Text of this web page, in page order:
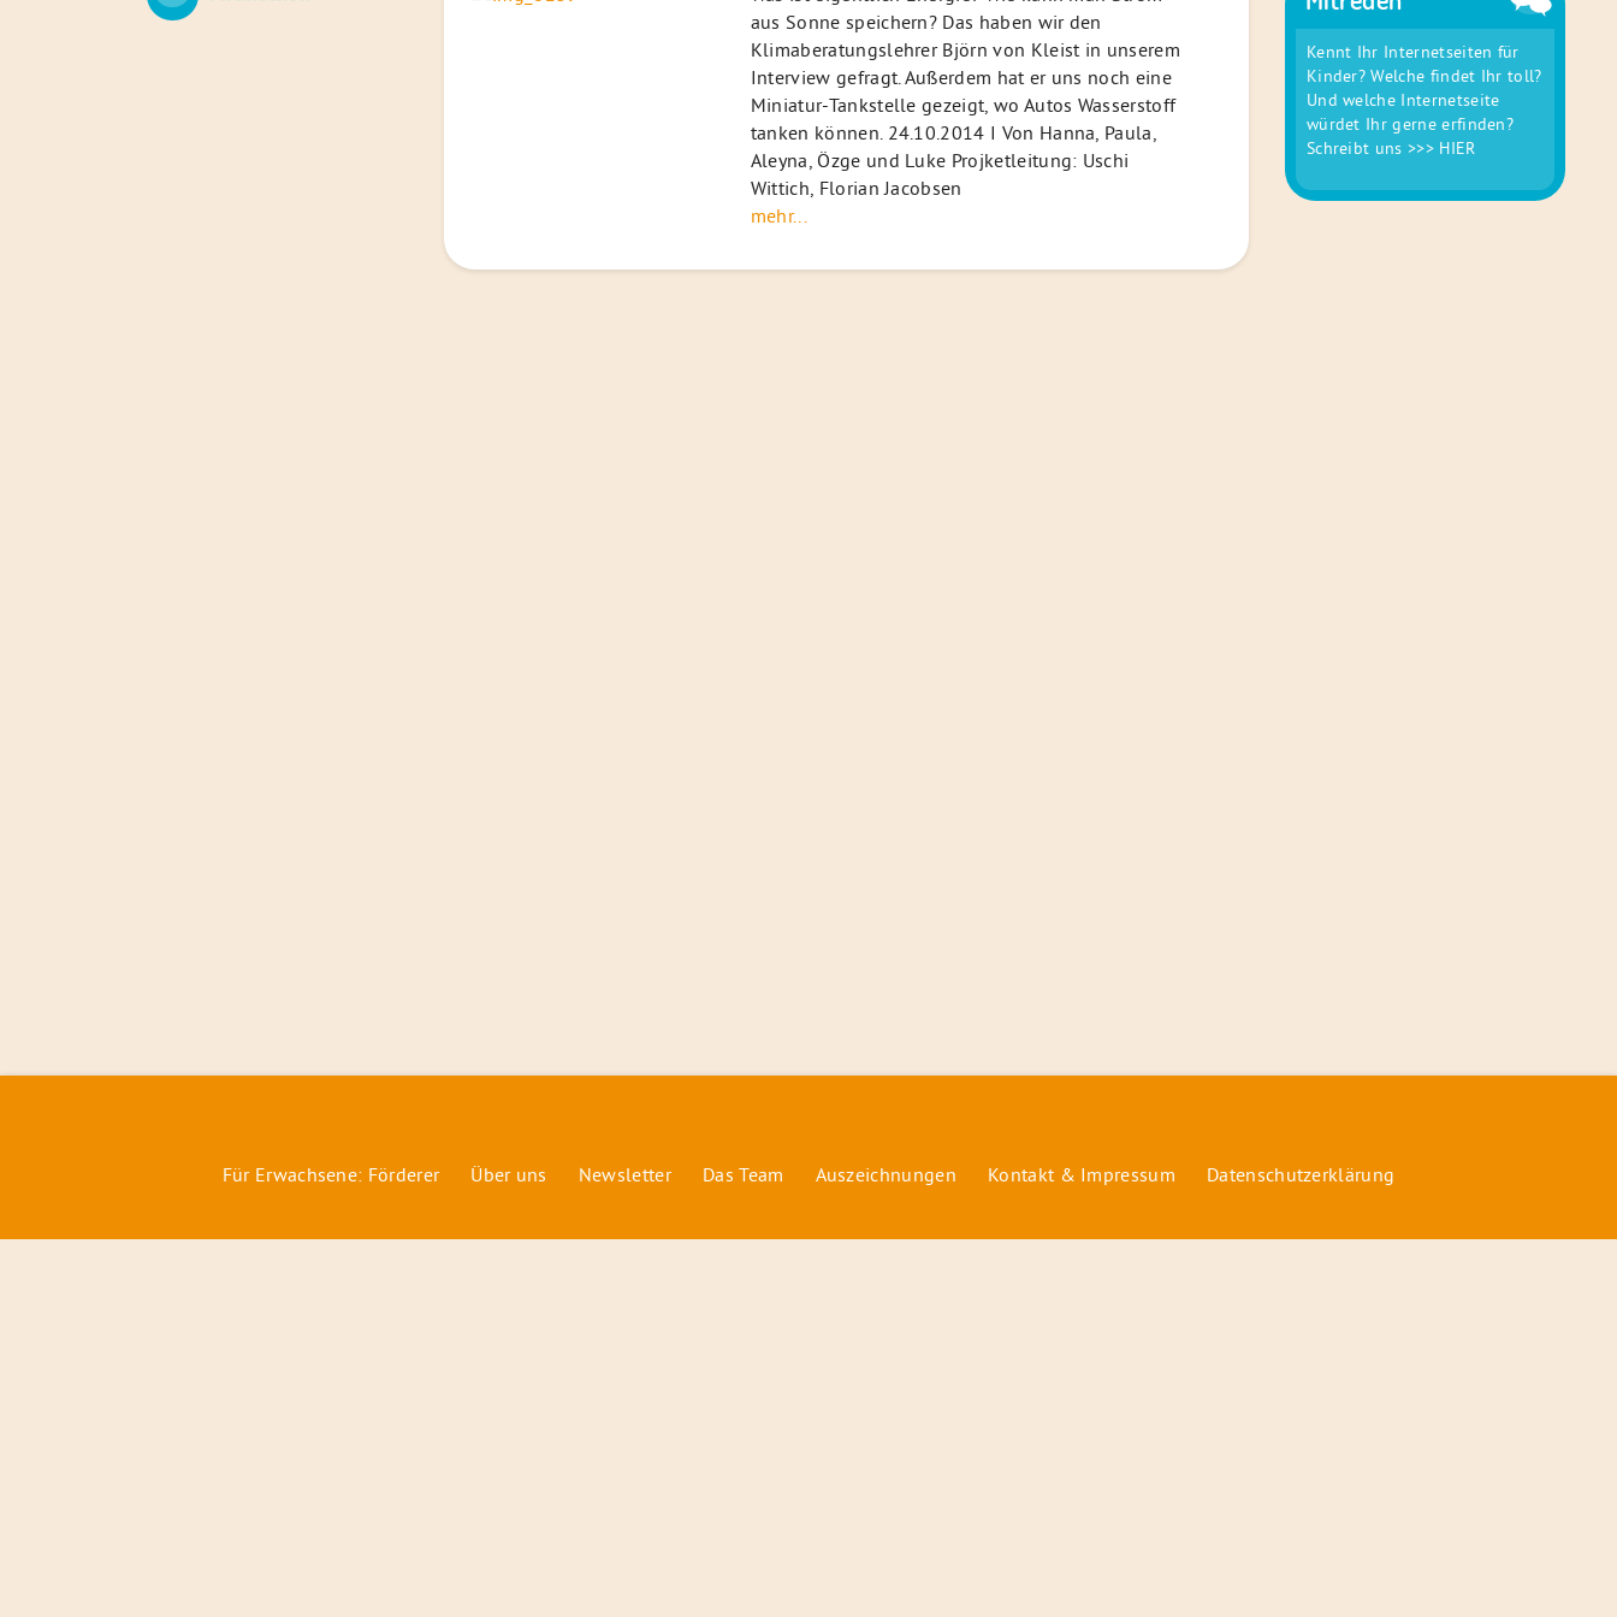
aus Sonne speichern? Das haben wir den
Klimaberatungslehrer Björn von Kleist in unserem
Interview gefragt. Außerdem hat er uns noch eine
Miniatur-Tankstelle gezeigt, wo Autos Wasserstoff
tanken können. 24.10.2014 I Von Hanna, Paula,
Aleyna, Özge und Luke Projketleitung: Uschi
Wittich, Florian Jacobsen
mehr...
Kennt Ihr Internetseiten für
Kinder? Welche findet Ihr toll?
Und welche Internetseite
würdet Ihr gerne erfinden?
Schreibt uns>>> HIER
Für Erwachsene: Förderer Über uns Newsletter Das Team Auszeichnungen Kontakt & Impressum Datenschutzerklärung